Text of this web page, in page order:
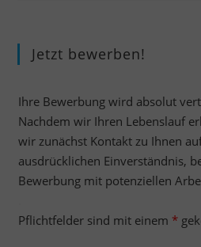
Jetzt bewerben!
Ihre Bewerbung wird absolut
Nachdem wir Ihren Lebenslauf
wir zunächst Kontakt zu Ihnen
ausdrücklichen Einverständnis,
Bewerbung mit potenziellen
Pflichtfelder sind mit einem *